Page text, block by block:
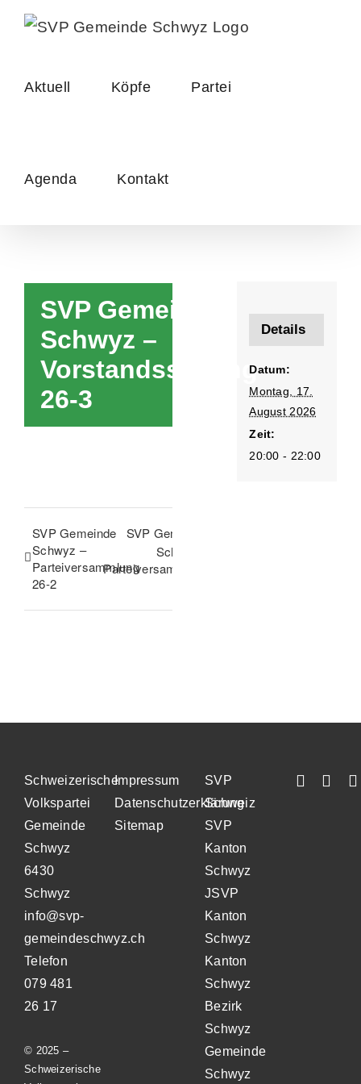
Skip
Aktuell Köpfe Partei
Agenda Kontakt
SVP Gemeinde
Schwyz –
Vorstandssitzung
26-3
SVP Gemeinde
Schwyz –
Parteiversammlung
26-2
SVP Gemeinde
Schwyz –
Parteiversammlung
Details
Datum:
Montag, 17.
August 2026
Zeit:
20:00 - 22:00
Schweizerische
Volkspartei
Gemeinde
Schwyz
6430
Schwyz
info@svp-
gemeindeschwyz.ch
Telefon
079 481
26 17
© 2025 –
Schweizerische
Impressum
Datenschutzerklärung
Sitemap
SVP
Schweiz
SVP
Kanton
Schwyz
JSVP
Kanton
Schwyz
Kanton
Schwyz
Bezirk
Schwyz
Gemeinde
Schwyz